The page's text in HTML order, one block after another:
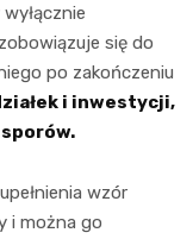
się do
po zakończeniu
i inwestycji,
wzór
i można go